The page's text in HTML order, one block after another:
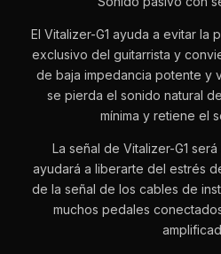
El Vitalizer-G1 ayuda a evitar
exclusivo del guitarrista y
de baja impedancia potente y
se pierda el sonido natural
mínima y retiene el
La señal de Vitalizer-G1
ayudará a liberarte del estrés
de la señal de los cables de
muchos pedales